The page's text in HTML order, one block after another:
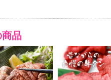
品